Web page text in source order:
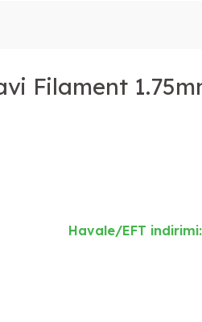
Filament
Havale/EFT